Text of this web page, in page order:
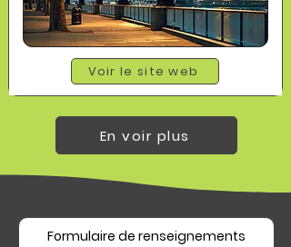
Voir le site web
En voir plus
Formulaire de renseignements